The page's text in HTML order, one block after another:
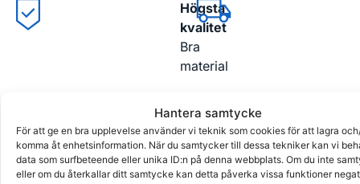
Hantera samtycke
För att ge en bra upplevelse använder vi teknik som cookies för att lagra
komma åt enhetsinformation. När du samtycker till dessa tekniker kan vi
data som surfbeteende eller unika ID:n på denna webbplats. Om du inte
eller om du återkallar ditt samtycke kan detta påverka vissa funktioner
Högsta
kvalitet
Bra
material
2
års
garanti